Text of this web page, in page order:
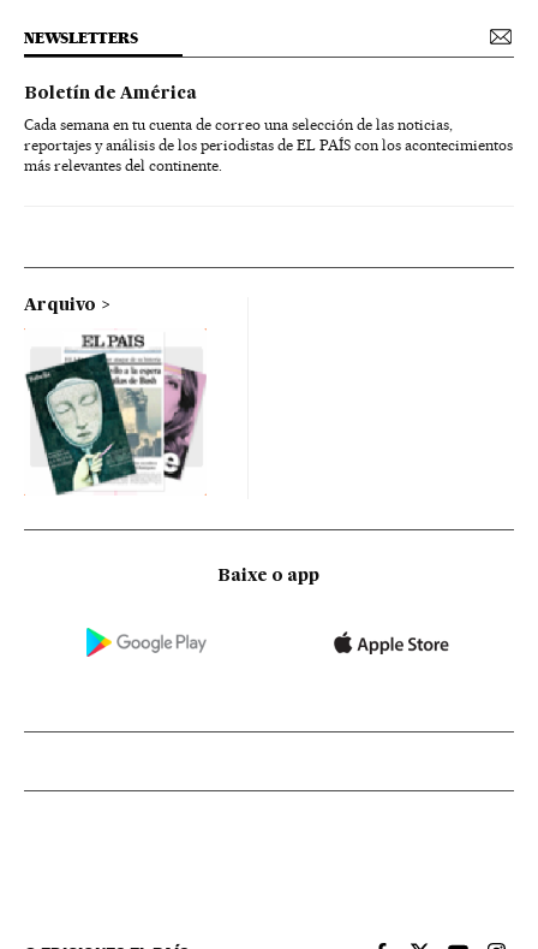
NEWSLETTERS
Boletín de América
Cada semana en tu cuenta de correo una selección de las noticias,
reportajes y análisis de los periodistas de EL PAÍS con los acontecimientos
más relevantes del continente.
Arquivo
Baixe o app